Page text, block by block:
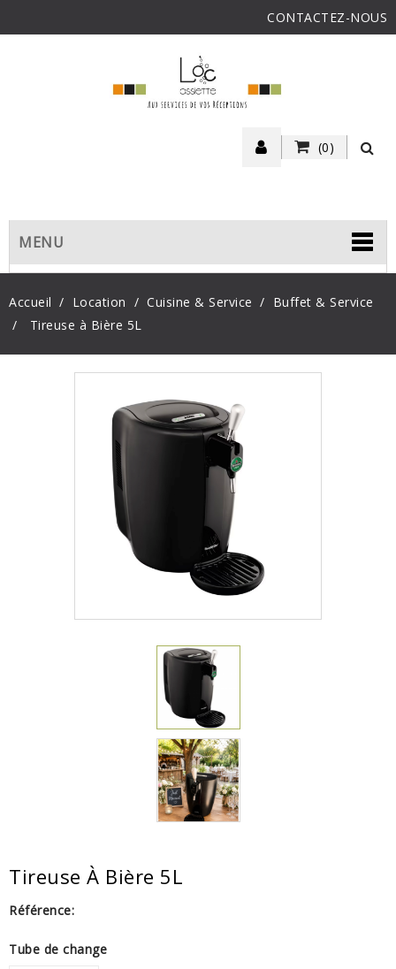
CONTACTEZ-NOUS
(0)
MENU
Accueil Location Cuisine & Service
Buffet & Service
Tireuse à Bière 5L
Tireuse À Bière 5L
Référence:
Tube de change